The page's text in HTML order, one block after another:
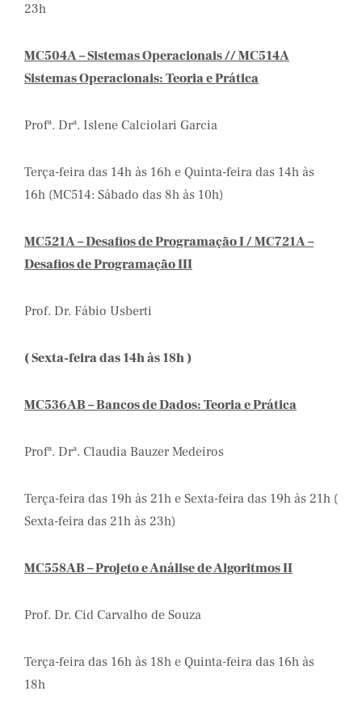
23h
MC504A – Sistemas Operacionais // MC514A
Sistemas Operacionais: Teoria e Prática
Profª. Drª. Islene Calciolari Garcia
Terça-feira das 14h às 16h e Quinta-feira das 14h às
16h (MC514: Sábado das 8h às 10h)
MC521A – Desafios de Programação I / MC721A –
Desafios de Programação III
Prof. Dr. Fábio Usberti
( Sexta-feira das 14h às 18h )
MC536AB – Bancos de Dados: Teoria e Prática
Profª. Drª. Claudia Bauzer Medeiros
Terça-feira das 19h às 21h e Sexta-feira das 19h às 21h (
Sexta-feira das 21h às 23h)
MC558AB – Projeto e Análise de Algoritmos II
Prof. Dr. Cid Carvalho de Souza
Terça-feira das 16h às 18h e Quinta-feira das 16h às
18h